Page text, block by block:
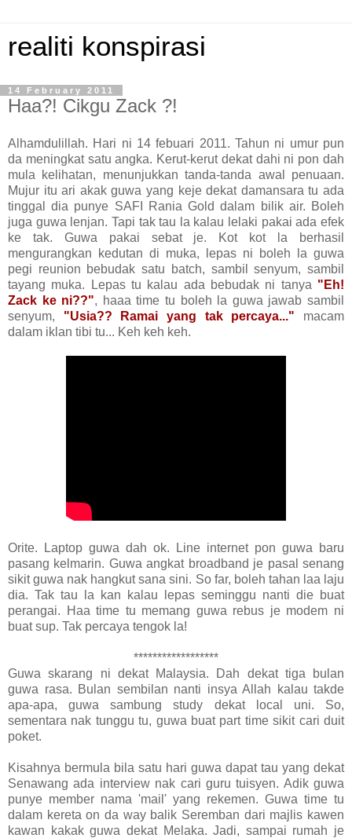
realiti konspirasi
14 February 2011
Haa?! Cikgu Zack ?!
Alhamdulillah. Hari ni 14 febuari 2011. Tahun ni umur pun
da meningkat satu angka. Kerut-kerut dekat dahi ni pon dah
mula kelihatan, menunjukkan tanda-tanda awal penuaan.
Mujur itu ari akak guwa yang keje dekat damansara tu ada
tinggal dia punye SAFI Rania Gold dalam bilik air. Boleh
juga guwa lenjan. Tapi tak tau la kalau lelaki pakai ada efek
ke tak. Guwa pakai sebat je. Kot kot la berhasil
mengurangkan kedutan di muka, lepas ni boleh la guwa
pegi reunion bebudak satu batch, sambil senyum, sambil
tayang muka. Lepas tu kalau ada bebudak ni tanya "Eh!
Zack ke ni??", haaa time tu boleh la guwa jawab sambil
senyum,
"Usia?? Ramai yang tak percaya..." macam
dalam iklan tibi tu... Keh keh keh.
Orite. Laptop guwa dah ok. Line internet pon guwa baru
pasang kelmarin. Guwa angkat broadband je pasal senang
sikit guwa nak hangkut sana sini. So far, boleh tahan laa laju
dia. Tak tau la kan kalau lepas seminggu nanti die buat
perangai. Haa time tu memang guwa rebus je modem ni
buat sup. Tak percaya tengok la!
******************
Guwa skarang ni dekat Malaysia. Dah dekat tiga bulan
guwa rasa. Bulan sembilan nanti insya Allah kalau takde
apa-apa, guwa sambung study dekat local uni. So,
sementara nak tunggu tu, guwa buat part time sikit cari duit
poket.
Kisahnya bermula bila satu hari guwa dapat tau yang dekat
Senawang ada interview nak cari guru tuisyen. Adik guwa
punye member nama 'mail' yang rekemen. Guwa time tu
dalam kereta on da way balik Seremban dari majlis kawen
kawan kakak guwa dekat Melaka. Jadi, sampai rumah je